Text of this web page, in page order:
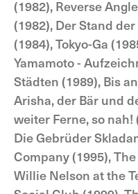
(1982), Reverse
(1982), Der Stand
(1984), Tokyo-Ga
Yamamoto -
Städten (1989), Bis
Arisha, der Bär und
weiter Ferne, so nah!
Die Gebrüder
Company (1995),
Willie Nelson at the